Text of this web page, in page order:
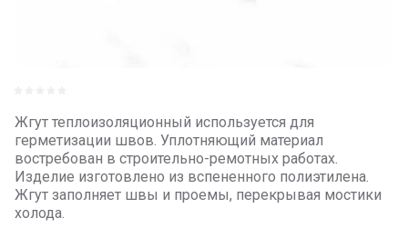
Жгут теплоизоляционный используется для
герметизации швов. Уплотняющий материал
востребован в строительно-ремотных работах.
Изделие изготовлено из вспененного полиэтилена.
Жгут заполняет швы и проемы, перекрывая мостики
холода.